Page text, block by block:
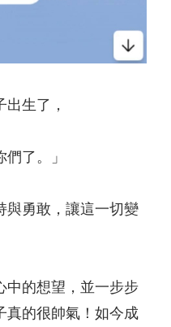
生了，
們了。」
與勇敢，讓這一切變
中的想望，並一步步
真的很帥氣！如今成